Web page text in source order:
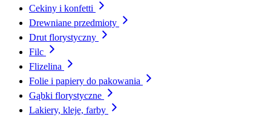
Cekiny i konfetti
Drewniane przedmioty
Drut florystyczny
Filc
Flizelina
Folie i papiery do pakowania
Gąbki florystyczne
Lakiery, kleje, farby